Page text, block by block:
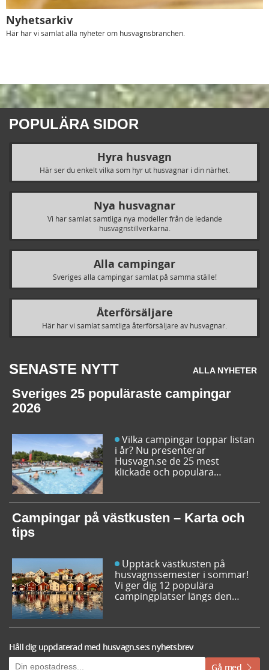
Nyhetsarkiv
Här har vi samlat alla nyheter om husvagnsbranchen.
POPULÄRA SIDOR
Hyra husvagn
Här ser du enkelt vilka som hyr ut husvagnar i din närhet.
Nya husvagnar
Vi har samlat samtliga nya modeller från de ledande
husvagnstillverkarna.
Alla campingar
Sveriges alla campingar samlat på samma ställe!
Återförsäljare
Här har vi samlat samtliga återförsäljare av husvagnar.
SENASTE NYTT ALLA NYHETER
Sveriges 25 populäraste campingar
2026
Vilka campingar toppar listan
i år? Nu presenterar
Husvagn.se de 25 mest
klickade och populära
inspireras av campingfolkets
egna favoriter och hitta din
nästa favorit redan idag!
Campingar på västkusten – Karta och
tips
husvagnssemester i sommar!
Vi ger dig 12 populära
campingplatser längs den
campingar längst västkusten
Håll dig uppdaterad med husvagn.se:s nyhetsbrev
Gå med